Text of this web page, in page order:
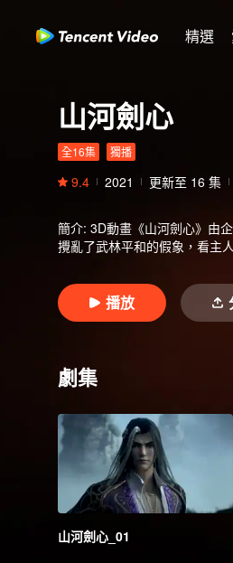
精選
山河劍心
全16集 獨播
9.4 2021 更新至 16 集
簡介: 3D動畫《山河劍心》由
攪亂了武林平和的假象，看主
播放
劇集
山河劍心_01